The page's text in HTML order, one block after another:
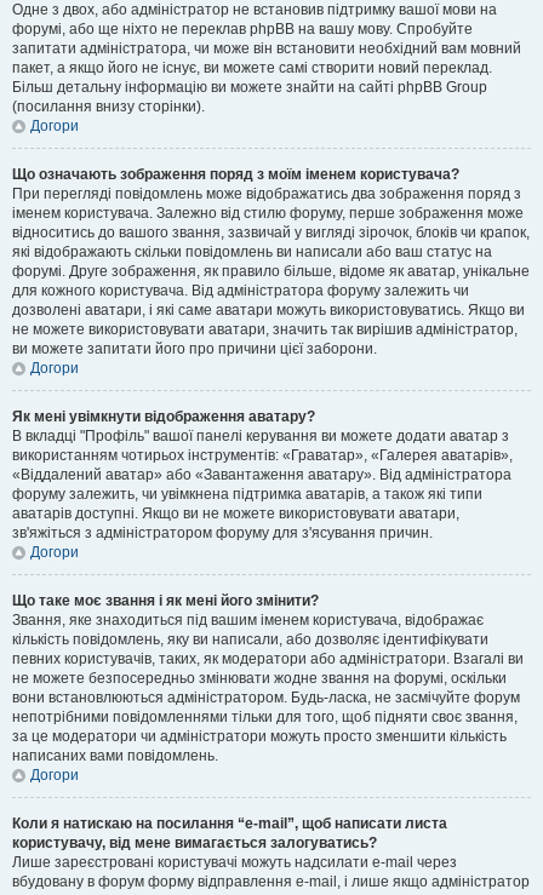
Одне з двох, або адміністратор не встановив підтримку вашої мови на
форумі, або ще ніхто не переклав phpBB на вашу мову. Спробуйте
запитати адміністратора, чи може він встановити необхідний вам мовний
пакет, а якщо його не існує, ви можете самі створити новий переклад.
Більш детальну інформацію ви можете знайти на сайті phpBB Group
(посилання внизу сторінки).
Догори
Що означають зображення поряд з моїм іменем користувача?
При перегляді повідомлень може відображатись два зображення поряд з
іменем користувача. Залежно від стилю форуму, перше зображення може
відноситись до вашого звання, зазвичай у вигляді зірочок, блоків чи крапок,
які відображають скільки повідомлень ви написали або ваш статус на
форумі. Друге зображення, як правило більше, відоме як аватар, унікальне
для кожного користувача. Від адміністратора форуму залежить чи
дозволені аватари, і які саме аватари можуть використовуватись. Якщо ви
не можете використовувати аватари, значить так вирішив адміністратор,
ви можете запитати його про причини цієї заборони.
Догори
Як мені увімкнути відображення аватару?
В вкладці "Профіль" вашої панелі керування ви можете додати аватар з
використанням чотирьох інструментів: «Граватар», «Галерея аватарів»,
«Віддалений аватар» або «Завантаження аватару». Від адміністратора
форуму залежить, чи увімкнена підтримка аватарів, а також які типи
аватарів доступні. Якщо ви не можете використовувати аватари,
зв'яжіться з адміністратором форуму для з'ясування причин.
Догори
Що таке моє звання і як мені його змінити?
Звання, яке знаходиться під вашим іменем користувача, відображає
кількість повідомлень, яку ви написали, або дозволяє ідентифікувати
певних користувачів, таких, як модератори або адміністратори. Взагалі ви
не можете безпосередньо змінювати жодне звання на форумі, оскільки
вони встановлюються адміністратором. Будь-ласка, не засмічуйте форум
непотрібними повідомленнями тільки для того, щоб підняти своє звання,
за це модератори чи адміністратори можуть просто зменшити кількість
написаних вами повідомлень.
Догори
Коли я натискаю на посилання “e-mail”, щоб написати листа
користувачу, від мене вимагається залогуватись?
Лише зареєстровані користувачі можуть надсилати e-mail через
вбудовану в форум форму відправлення e-mail, і лише якщо адміністратор